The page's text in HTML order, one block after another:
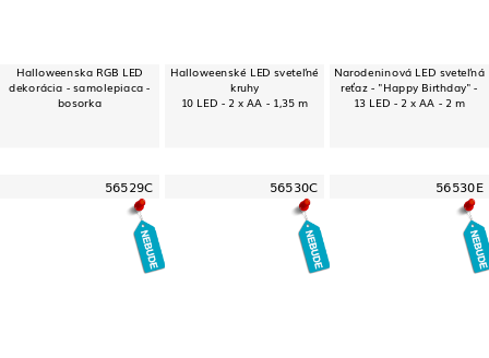
Halloweenska RGB LED
dekorácia - samolepiaca -
bosorka
Halloweenské LED sveteľné
kruhy
10 LED - 2 x AA - 1,35 m
Narodeninová LED sveteľná
reťaz - "Happy Birthday" -
13 LED - 2 x AA - 2 m
56529C 56530C 56530E